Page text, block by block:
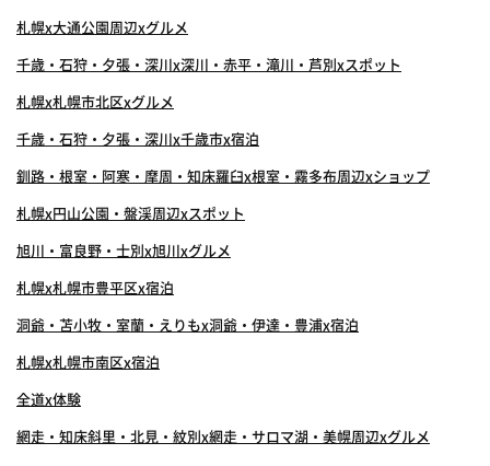
札幌x大通公園周辺xグルメ
千歳・石狩・夕張・深川x深川・赤平・滝川・芦別xスポット
札幌x札幌市北区xグルメ
千歳・石狩・夕張・深川x千歳市x宿泊
釧路・根室・阿寒・摩周・知床羅臼x根室・霧多布周辺xショップ
札幌x円山公園・盤渓周辺xスポット
旭川・富良野・士別x旭川xグルメ
札幌x札幌市豊平区x宿泊
洞爺・苫小牧・室蘭・えりもx洞爺・伊達・豊浦x宿泊
札幌x札幌市南区x宿泊
全道x体験
網走・知床斜里・北見・紋別x網走・サロマ湖・美幌周辺xグルメ